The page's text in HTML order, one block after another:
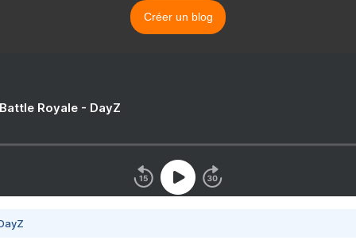
Créer un blog
Royale - DayZ